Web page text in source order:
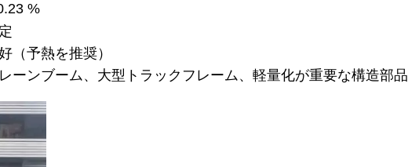
%
（予熱を推奨）
ーンブーム、大型トラックフレーム、軽量化が重要な構造部品